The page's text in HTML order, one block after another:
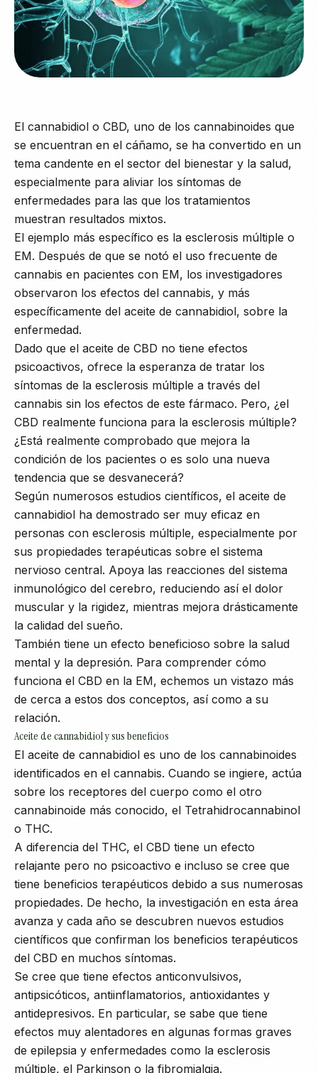
El cannabidiol o CBD, uno de los cannabinoides que
se encuentran en el cáñamo, se ha convertido en un
tema candente en el sector del bienestar y la salud,
especialmente para aliviar los síntomas de
enfermedades para las que los tratamientos
muestran resultados mixtos.
El ejemplo más específico es la esclerosis múltiple o
EM. Después de que se notó el uso frecuente de
cannabis en pacientes con EM, los investigadores
observaron los efectos del cannabis, y más
específicamente del aceite de cannabidiol, sobre la
enfermedad.
Dado que el aceite de CBD no tiene efectos
psicoactivos, ofrece la esperanza de tratar los
síntomas de la esclerosis múltiple a través del
cannabis sin los efectos de este fármaco. Pero, ¿el
CBD realmente funciona para la esclerosis múltiple?
¿Está realmente comprobado que mejora la
condición de los pacientes o es solo una nueva
tendencia que se desvanecerá?
Según numerosos estudios científicos, el aceite de
cannabidiol ha demostrado ser muy eficaz en
personas con esclerosis múltiple, especialmente por
sus propiedades terapéuticas sobre el sistema
nervioso central. Apoya las reacciones del sistema
inmunológico del cerebro, reduciendo así el dolor
muscular y la rigidez, mientras mejora drásticamente
la calidad del sueño.
También tiene un efecto beneficioso sobre la salud
mental y la depresión. Para comprender cómo
funciona el CBD en la EM, echemos un vistazo más
de cerca a estos dos conceptos, así como a su
relación.
Aceite de cannabidiol y sus beneficios
El aceite de cannabidiol es uno de los cannabinoides
identificados en el cannabis. Cuando se ingiere, actúa
sobre los receptores del cuerpo como el otro
cannabinoide más conocido, el Tetrahidrocannabinol
o THC.
A diferencia del THC, el CBD tiene un efecto
relajante pero no psicoactivo e incluso se cree que
tiene beneficios terapéuticos debido a sus numerosas
propiedades. De hecho, la investigación en esta área
avanza y cada año se descubren nuevos estudios
científicos que confirman los beneficios terapéuticos
del CBD en muchos síntomas.
Se cree que tiene efectos anticonvulsivos,
antipsicóticos, antiinflamatorios, antioxidantes y
antidepresivos. En particular, se sabe que tiene
efectos muy alentadores en algunas formas graves
de epilepsia y enfermedades como la esclerosis
múltiple, el Parkinson o la fibromialgia.